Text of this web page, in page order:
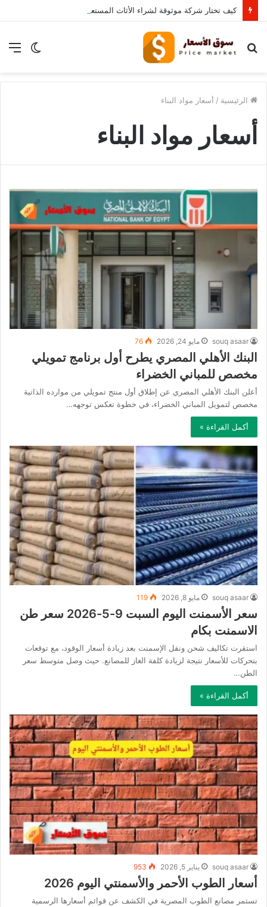
كيف تختار شركة موثوقة لشراء الأثاث المستعمل بالرياض؟
الوضع
بحث
الرئيسية / أسعار مواد البناء
أسعار مواد البناء
souq asaar مايو 24, 2026 76
البنك الأهلي المصري يطرح أول برنامج تمويلي
مخصص للمباني الخضراء
أعلن البنك الأهلي المصري عن إطلاق أول منتج تمويلي من موارده الذاتية
مخصص لتمويل المباني الخضراء، في خطوة تعكس توجهه…
أكمل القراءة »
souq asaar مايو 8, 2026 119
سعر الأسمنت اليوم السبت 9-5-2026 سعر طن
الاسمنت بكام
استقرت تكاليف شحن ونقل الإسمنت بعد زيادة أسعار الوقود، مع توقعات
بتحركات للأسعار نتيجة لزيادة كلفة الغاز للمصانع. حيث وصل متوسط سعر
الطن…
أكمل القراءة »
souq asaar يناير 5, 2026 953
أسعار الطوب الأحمر والأسمنتي اليوم 2026
تستمر مصانع الطوب المصرية في الكشف عن قوائم أسعارها الرسمية